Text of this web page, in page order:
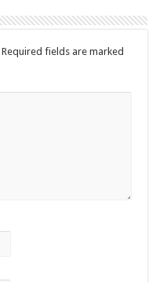
Required fields are marked